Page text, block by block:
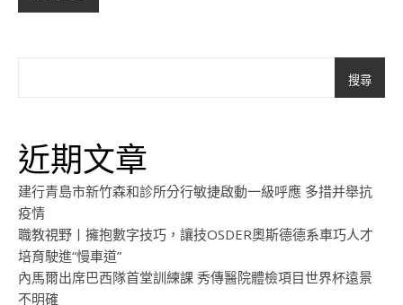
搜尋
近期文章
建行青島市新竹森和診所分行敏捷啟動一級呼應 多措并舉抗
疫情
職教視野丨擁抱數字技巧，讓技OSDER奧斯德德系車巧人才
培育駛進“慢車道”
內馬爾出席巴西隊首堂訓練課 秀傳醫院體檢項目世界杯遠景
不明確